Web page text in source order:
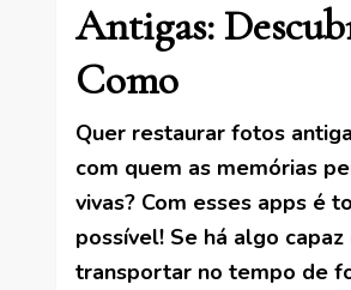
Antigas:
Como
Quer restaurar fotos
com quem as memórias
vivas? Com esses apps é
possível! Se há algo capaz
transportar no tempo de